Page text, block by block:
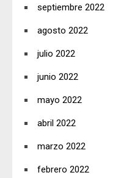
septiembre 2022
agosto 2022
julio 2022
junio 2022
mayo 2022
abril 2022
marzo 2022
febrero 2022